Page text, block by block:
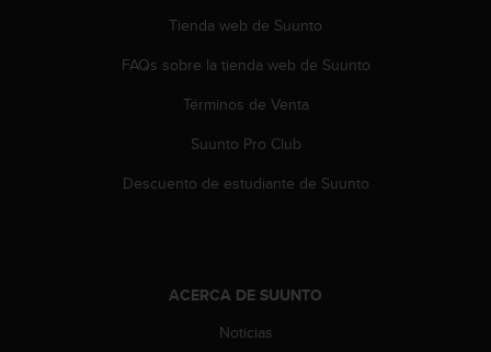
Tienda web de Suunto
FAQs sobre la tienda web de Suunto
Términos de Venta
Suunto Pro Club
Descuento de estudiante de Suunto
ACERCA DE SUUNTO
Noticias